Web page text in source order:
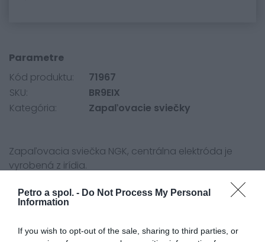
Petro a spol. - Do Not Process My Personal
Information
If you wish to opt-out of the sale, sharing to third parties, or
Parametre
Kód produktu:
71967
SKU:
BR9EIX
Kategória:
Zapaľovacie sviečky
Zapaľovacia sviečka NGK, centrálna elektróda je
vyrobená z irídia.